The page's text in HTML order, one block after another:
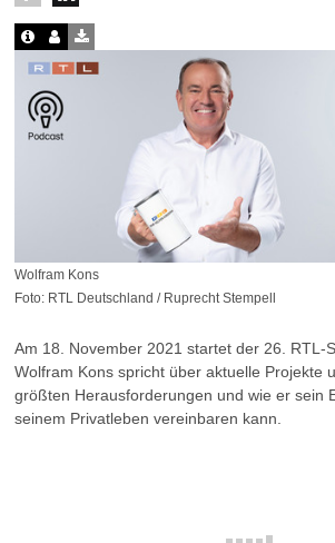
Wolfram Kons
Foto: RTL Deutschland / Ruprecht Stempell
Am 18. November 2021 startet der 26. RTL-
Wolfram Kons spricht über aktuelle Projekte
größten Herausforderungen und wie er sein
seinem Privatleben vereinbaren kann.